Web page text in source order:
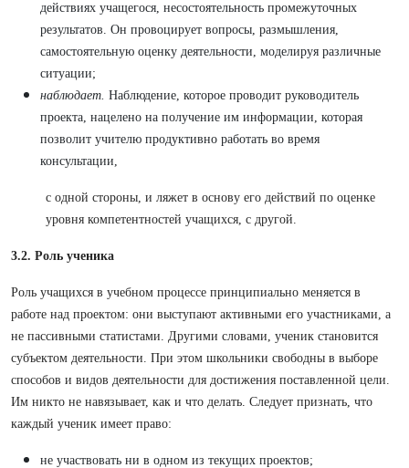
действиях учащегося, несостоятельность промежуточных
результатов. Он провоцирует вопросы, размышления,
самостоятельную оценку деятельности, моделируя различные
ситуации;
наблюдает. Наблюдение, которое проводит руководитель
проекта, нацелено на получение им информации, которая
позволит учителю продуктивно работать во время
консультации,
с одной стороны, и ляжет в основу его действий по оценке
уровня компетентностей учащихся, с другой.
3.2. Роль ученика
Роль учащихся в учебном процессе принципиально меняется в
работе над проектом: они выступают активными его участниками, а
не пассивными статистами. Другими словами, ученик становится
субъектом деятельности. При этом школьники свободны в выборе
способов и видов деятельности для достижения поставленной цели.
Им никто не навязывает, как и что делать. Следует признать, что
каждый ученик имеет право:
не участвовать ни в одном из текущих проектов;